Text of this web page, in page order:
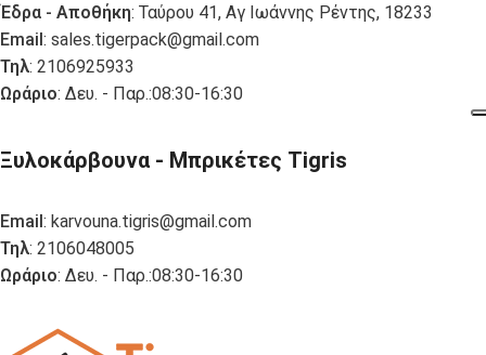
Έδρα - Αποθήκη: Ταύρου 41, Αγ Ιωάννης Ρέντης, 18233
Email: sales.tigerpack@gmail.com
Τηλ: 2106925933
Ωράριο: Δευ. - Παρ.:08:30-16:30
Ξυλοκάρβουνα - Μπρικέτες Tigris
Email: karvouna.tigris@gmail.com
Τηλ: 2106048005
Ωράριο: Δευ. - Παρ.:08:30-16:30